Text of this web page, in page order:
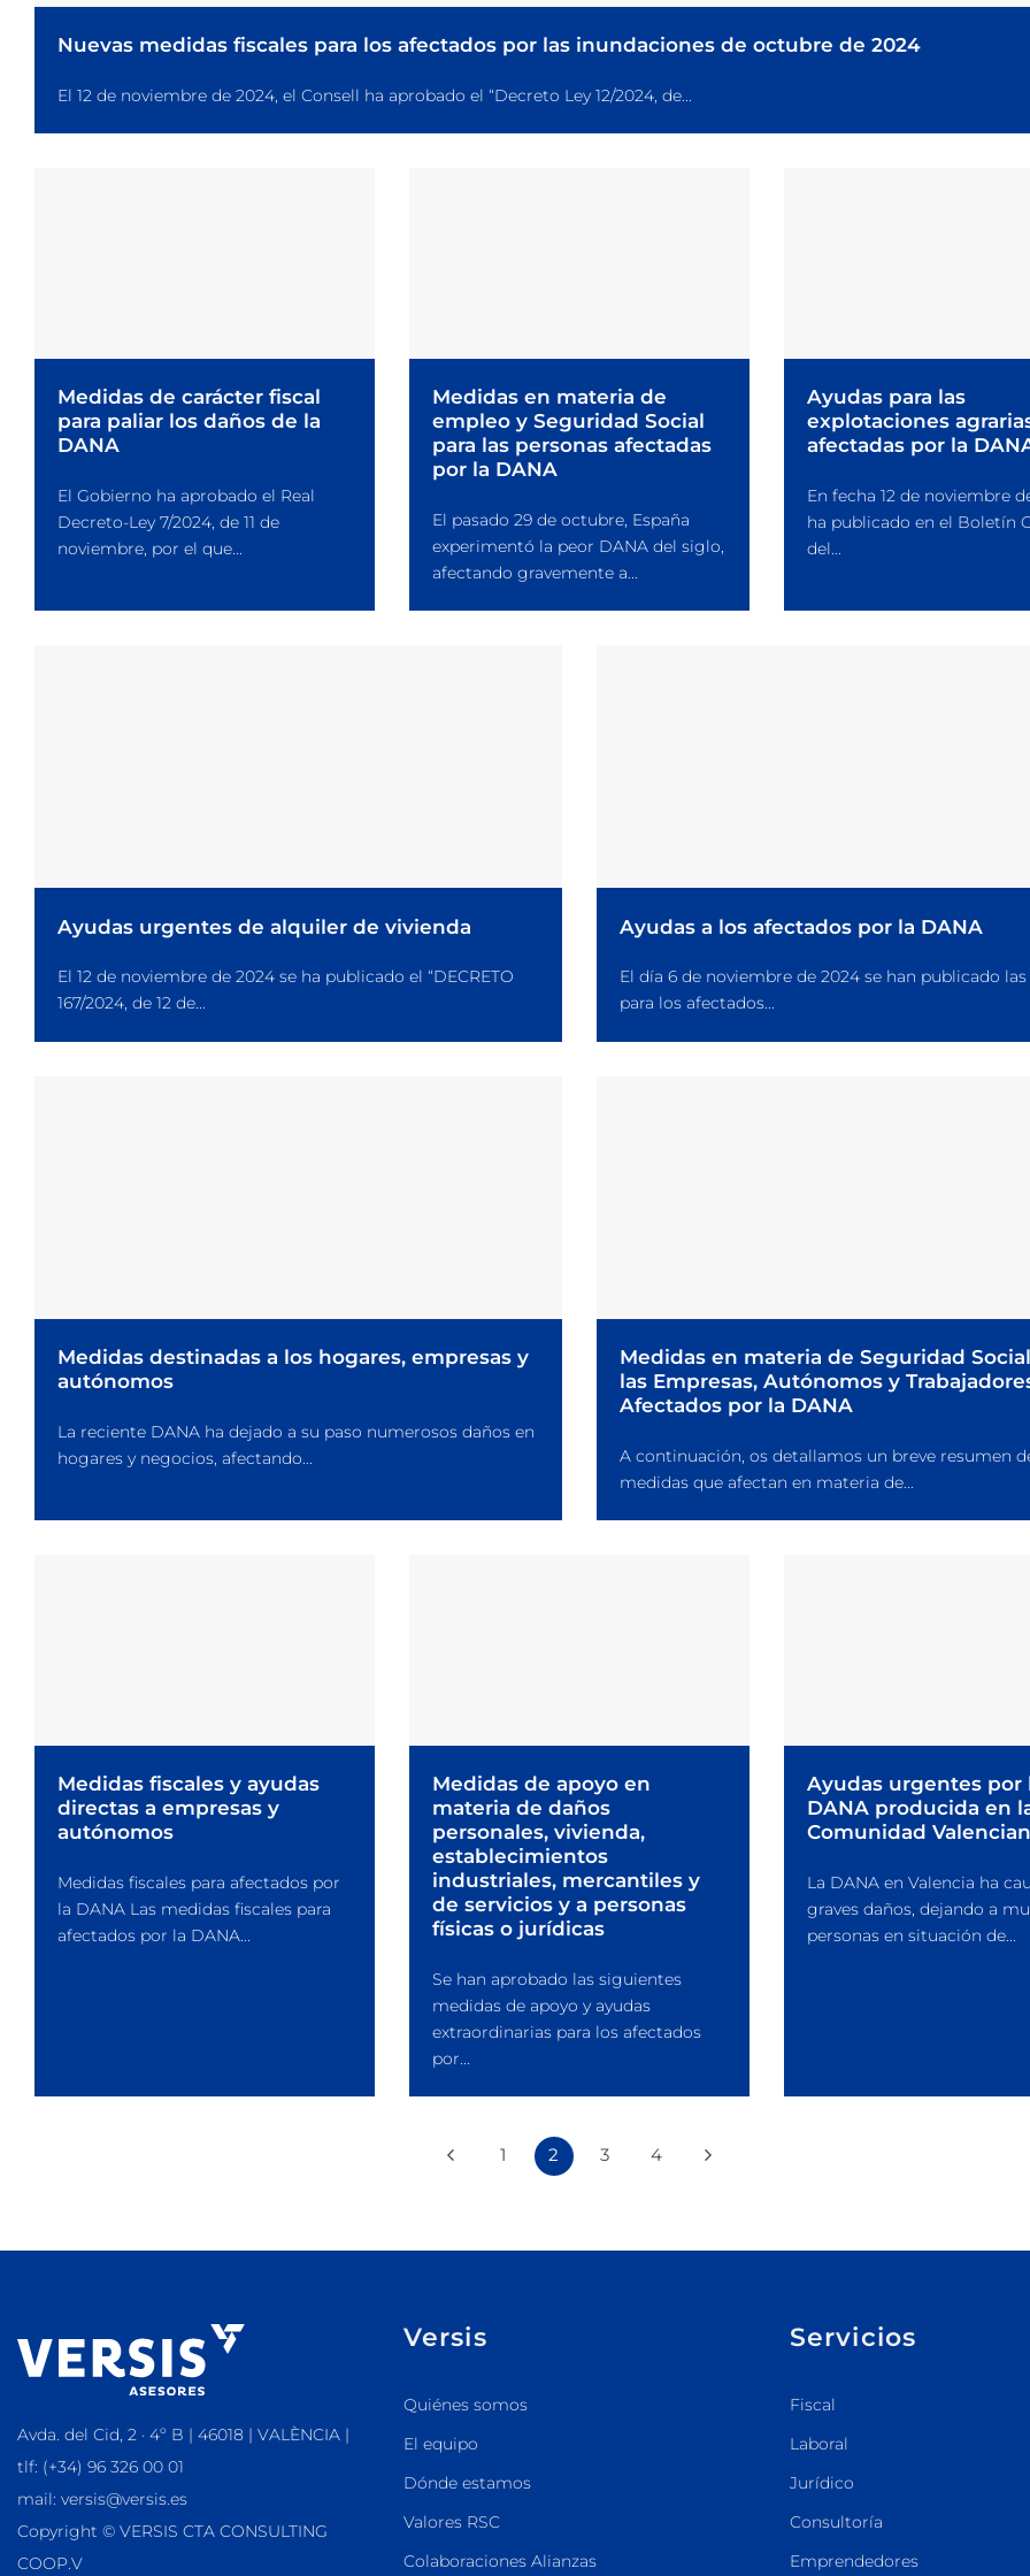
Nuevas medidas fiscales para los afectados por las inundaciones de octubre de 2024
El 12 de noviembre de 2024, el Consell ha aprobado el “Decreto Ley 12/2024, de...
Medidas de carácter fiscal
para paliar los daños de la
DANA
El Gobierno ha aprobado el Real
Decreto-Ley 7/2024, de 11 de
noviembre, por el que...
Medidas en materia de
empleo y Seguridad Social
para las personas afectadas
por la DANA
El pasado 29 de octubre, España
experimentó la peor DANA del siglo,
afectando gravemente a...
Ayudas para las
explotaciones
afectadas por la
En fecha 12 de noviembre
ha publicado en el Boletín
del...
Ayudas urgentes de alquiler de vivienda
El 12 de noviembre de 2024 se ha publicado el “DECRETO
167/2024, de 12 de...
Ayudas a los afectados por la DANA
El día 6 de noviembre de 2024 se han publicado las
para los afectados...
Medidas destinadas a los hogares, empresas y
autónomos
La reciente DANA ha dejado a su paso numerosos daños en
hogares y negocios, afectando...
Medidas en materia de Seguridad
las Empresas, Autónomos y
Afectados por la DANA
A continuación, os detallamos un breve resumen
medidas que afectan en materia de...
Medidas fiscales y ayudas
directas a empresas y
autónomos
Medidas fiscales para afectados por
la DANA Las medidas fiscales para
afectados por la DANA...
Medidas de apoyo en
materia de daños
personales, vivienda,
establecimientos
industriales, mercantiles y
de servicios y a personas
físicas o jurídicas
Se han aprobado las siguientes
medidas de apoyo y ayudas
extraordinarias para los afectados
por...
Ayudas urgentes por
DANA producida en
Comunidad
La DANA en Valencia ha
graves daños, dejando a
personas en situación de...
1 2 3 4
Avda. del Cid, 2 · 4º B | 46018 | VALÈNCIA |
tlf: (+34) 96 326 00 01
mail: versis@versis.es
Copyright © VERSIS CTA CONSULTING
COOP.V
Versis
Quiénes somos
El equipo
Dónde estamos
Valores RSC
Colaboraciones Alianzas
Servicios
Fiscal
Laboral
Jurídico
Consultoría
Emprendedores